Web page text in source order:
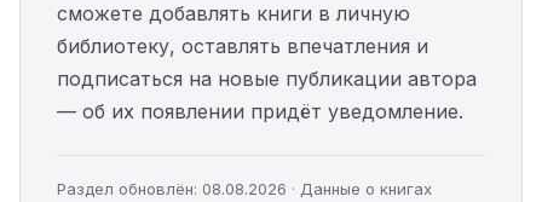
сможете добавлять книги в личную
библиотеку, оставлять впечатления и
подписаться на новые публикации автора
— об их появлении придёт уведомление.
Раздел обновлён: 08.08.2026 · Данные о книгах